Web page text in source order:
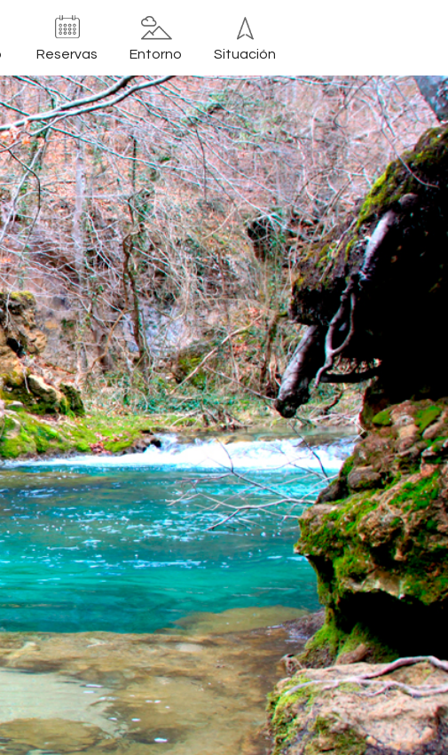
Reservas Entorno Situación
Siguiente